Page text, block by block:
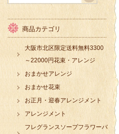
商品カテゴリ
大阪市北区限定送料無料3300
～22000円花束・アレンジ
おまかせアレンジ
おまかせ花束
お正月・迎春アレンジメント
アレンジメント
フレグランスソープフラワーバ